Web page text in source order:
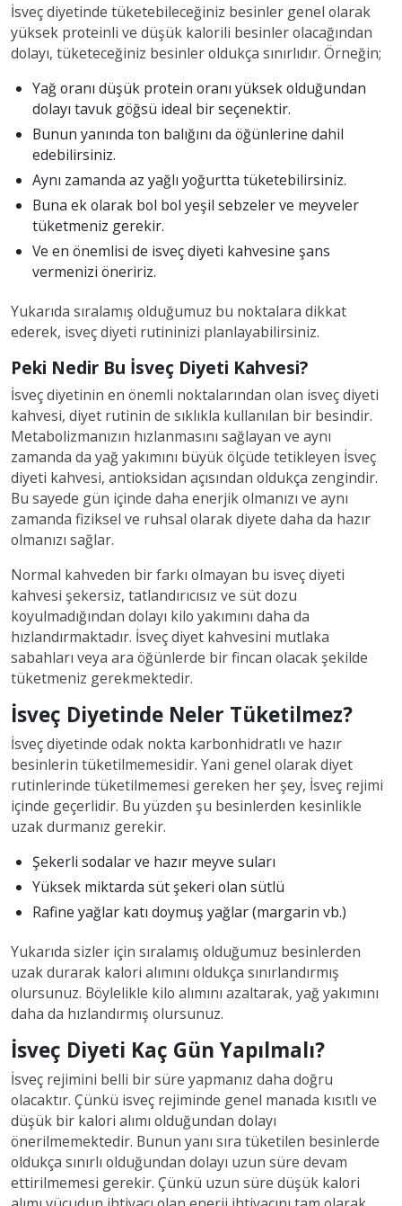
İsveç diyetinde tüketebileceğiniz besinler genel olarak
yüksek proteinli ve düşük kalorili besinler olacağından
dolayı, tüketeceğiniz besinler oldukça sınırlıdır. Örneğin;
Yağ oranı düşük protein oranı yüksek olduğundan
dolayı tavuk göğsü ideal bir seçenektir.
Bunun yanında ton balığını da öğünlerine dahil
edebilirsiniz.
Aynı zamanda az yağlı yoğurtta tüketebilirsiniz.
Buna ek olarak bol bol yeşil sebzeler ve meyveler
tüketmeniz gerekir.
Ve en önemlisi de isveç diyeti kahvesine şans
vermenizi öneririz.
Yukarıda sıralamış olduğumuz bu noktalara dikkat
ederek, isveç diyeti rutininizi planlayabilirsiniz.
Peki Nedir Bu İsveç Diyeti Kahvesi?
İsveç diyetinin en önemli noktalarından olan isveç diyeti
kahvesi, diyet rutinin de sıklıkla kullanılan bir besindir.
Metabolizmanızın hızlanmasını sağlayan ve aynı
zamanda da yağ yakımını büyük ölçüde tetikleyen İsveç
diyeti kahvesi, antioksidan açısından oldukça zengindir.
Bu sayede gün içinde daha enerjik olmanızı ve aynı
zamanda fiziksel ve ruhsal olarak diyete daha da hazır
olmanızı sağlar.
Normal kahveden bir farkı olmayan bu isveç diyeti
kahvesi şekersiz, tatlandırıcısız ve süt dozu
koyulmadığından dolayı kilo yakımını daha da
hızlandırmaktadır. İsveç diyet kahvesini mutlaka
sabahları veya ara öğünlerde bir fincan olacak şekilde
tüketmeniz gerekmektedir.
İsveç Diyetinde Neler Tüketilmez?
İsveç diyetinde odak nokta karbonhidratlı ve hazır
besinlerin tüketilmemesidir. Yani genel olarak diyet
rutinlerinde tüketilmemesi gereken her şey, İsveç rejimi
içinde geçerlidir. Bu yüzden şu besinlerden kesinlikle
uzak durmanız gerekir.
Şekerli sodalar ve hazır meyve suları
Yüksek miktarda süt şekeri olan sütlü
Rafine yağlar katı doymuş yağlar (margarin vb.)
Yukarıda sizler için sıralamış olduğumuz besinlerden
uzak durarak kalori alımını oldukça sınırlandırmış
olursunuz. Böylelikle kilo alımını azaltarak, yağ yakımını
daha da hızlandırmış olursunuz.
İsveç Diyeti Kaç Gün Yapılmalı?
İsveç rejimini belli bir süre yapmanız daha doğru
olacaktır. Çünkü isveç rejiminde genel manada kısıtlı ve
düşük bir kalori alımı olduğundan dolayı
önerilmemektedir. Bunun yanı sıra tüketilen besinlerde
oldukça sınırlı olduğundan dolayı uzun süre devam
ettirilmemesi gerekir. Çünkü uzun süre düşük kalori